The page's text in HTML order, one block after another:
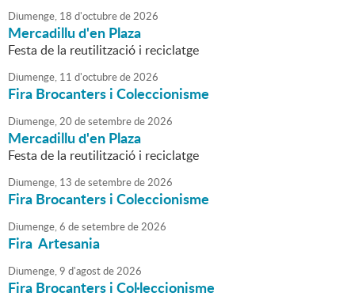
Diumenge, 18 d'octubrede2026
Mercadillu d'en Plaza
Festa de la reutilització i reciclatge
Diumenge, 11 d'octubrede2026
Fira Brocanters i Coleccionisme
Diumenge,20 desetembrede2026
Mercadillu d'en Plaza
Festa de la reutilització i reciclatge
Diumenge, 13 desetembrede2026
Fira Brocanters i Coleccionisme
Diumenge,6 desetembrede2026
Fira Artesania
Diumenge,9 d'agostde2026
Fira Brocanters i Col·leccionisme